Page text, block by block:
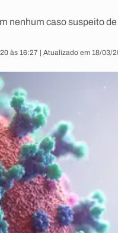
nenhum caso suspeito
às 16:27 | Atualizado em 18/03/